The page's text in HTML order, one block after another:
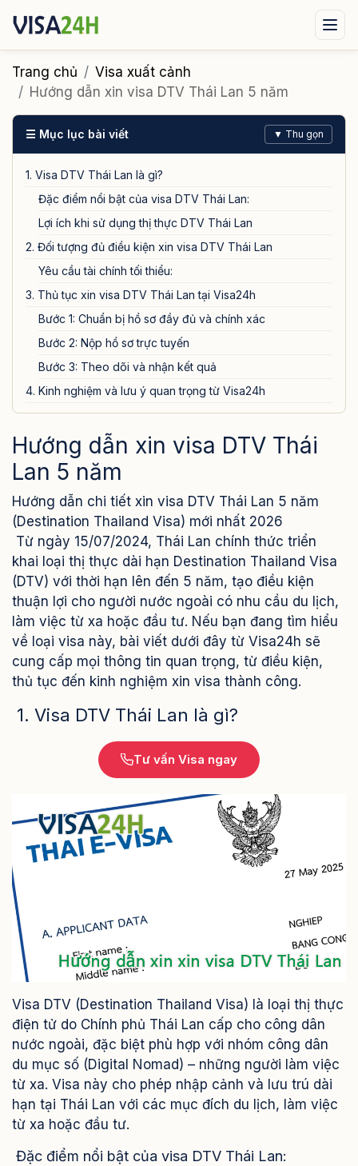
Visa xuất cảnh Visa nhập cảnh
Tư vấn ngay qua Zalo
Trang chủ
Visa xuất cảnh
Hướng dẫn xin visa DTV Thái Lan 5 năm
☰ Mục lục bài viết ▼ Thu gọn
1. Visa DTV Thái Lan là gì?
Đặc điểm nổi bật của visa DTV Thái Lan:
Lợi ích khi sử dụng thị thực DTV Thái Lan
2. Đối tượng đủ điều kiện xin visa DTV Thái Lan
Yêu cầu tài chính tối thiểu:
3. Thủ tục xin visa DTV Thái Lan tại Visa24h
Bước 1: Chuẩn bị hồ sơ đầy đủ và chính xác
Bước 2: Nộp hồ sơ trực tuyến
Bước 3: Theo dõi và nhận kết quả
4. Kinh nghiệm và lưu ý quan trọng từ Visa24h
Hướng dẫn xin visa DTV Thái
Lan 5 năm
Hướng dẫn chi tiết xin visa DTV Thái Lan 5 năm
(Destination Thailand Visa) mới nhất 2026
Từ ngày 15/07/2024, Thái Lan chính thức triển
khai loại thị thực dài hạn Destination Thailand Visa
(DTV) với thời hạn lên đến 5 năm, tạo điều kiện
thuận lợi cho người nước ngoài có nhu cầu du lịch,
làm việc từ xa hoặc đầu tư. Nếu bạn đang tìm hiểu
về loại visa này, bài viết dưới đây từ Visa24h sẽ
cung cấp mọi thông tin quan trọng, từ điều kiện,
thủ tục đến kinh nghiệm xin visa thành công.
1. Visa DTV Thái Lan là gì?
Tư vấn Visa ngay
Visa DTV (Destination Thailand Visa) là loại thị thực
điện tử do Chính phủ Thái Lan cấp cho công dân
nước ngoài, đặc biệt phù hợp với nhóm công dân
du mục số (Digital Nomad) – những người làm việc
từ xa. Visa này cho phép nhập cảnh và lưu trú dài
hạn tại Thái Lan với các mục đích du lịch, làm việc
từ xa hoặc đầu tư.
Đặc điểm nổi bật của visa DTV Thái Lan: